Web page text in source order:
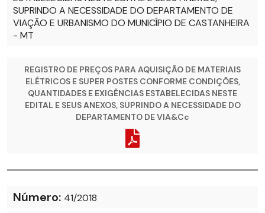
SUPRINDO A NECESSIDADE DO DEPARTAMENTO DE
VIAÇÃO E URBANISMO DO MUNICÍPIO DE CASTANHEIRA
- MT
REGISTRO DE PREÇOS PARA AQUISIÇÃO DE MATERIAIS
ELÉTRICOS E SUPER POSTES CONFORME CONDIÇÕES,
QUANTIDADES E EXIGÊNCIAS ESTABELECIDAS NESTE
EDITAL E SEUS ANEXOS, SUPRINDO A NECESSIDADE DO
DEPARTAMENTO DE VIA&Cc
Número: 41/2018